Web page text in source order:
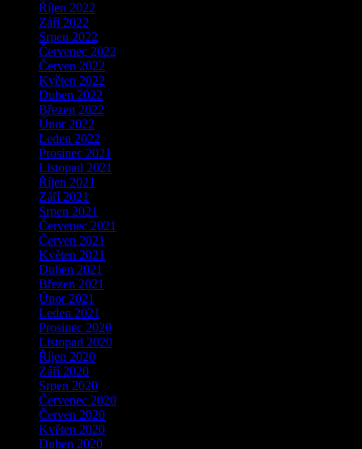
Říjen 2022
Září 2022
Srpen 2022
Červenec 2022
Červen 2022
Květen 2022
Duben 2022
Březen 2022
Únor 2022
Leden 2022
Prosinec 2021
Listopad 2021
Říjen 2021
Září 2021
Srpen 2021
Červenec 2021
Červen 2021
Květen 2021
Duben 2021
Březen 2021
Únor 2021
Leden 2021
Prosinec 2020
Listopad 2020
Říjen 2020
Září 2020
Srpen 2020
Červenec 2020
Červen 2020
Květen 2020
Duben 2020